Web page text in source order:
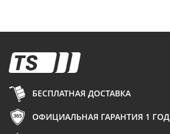
БЕСПЛАТНАЯ ДОСТАВКА
ОФИЦИАЛЬНАЯ ГАРАНТИЯ 1 ГОД